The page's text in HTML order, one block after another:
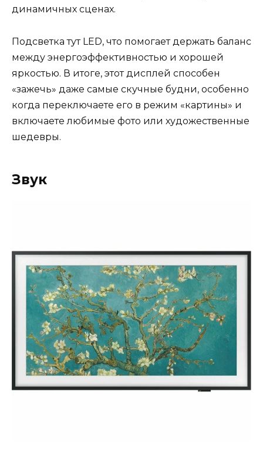
динамичных сценах.
Подсветка тут LED, что помогает держать баланс
между энергоэффективностью и хорошей
яркостью. В итоге, этот дисплей способен
«зажечь» даже самые скучные будни, особенно
когда переключаете его в режим «картины» и
включаете любимые фото или художественные
шедевры.
Звук